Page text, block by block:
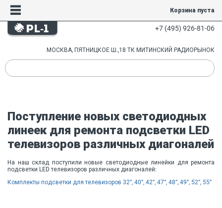
Корзина пуста
+7 (495) 926-81-06
МОСКВА, ПЯТНИЦКОЕ Ш.,18 ТК МИТИНСКИЙ РАДИОРЫНОК
Поступление новых светодиодных
линеек для ремонта подсветки LED
телевизоров различных диагоналей
На наш склад поступили новые светодиодные линейки для ремонта
подсветки LED телевизоров различных диагоналей:
Комплекты подсветки для телевизоров 32”, 40”, 42”, 47”, 48”, 49”, 52”, 55”